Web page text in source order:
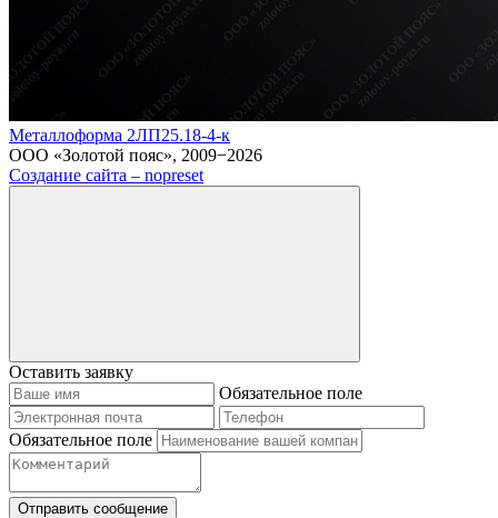
Металлоформа 2ЛП25.18-4-к
ООО «Золотой пояс», 2009−2026
Создание сайта – nopreset
Оставить заявку
Обязательное поле
Обязательное поле
Отправить сообщение